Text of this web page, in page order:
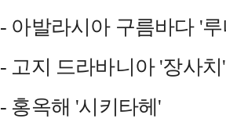
- 아발라시아 구름바다 '
- 고지 드라바니아 '장사치'
- 홍옥해 '시키타헤'